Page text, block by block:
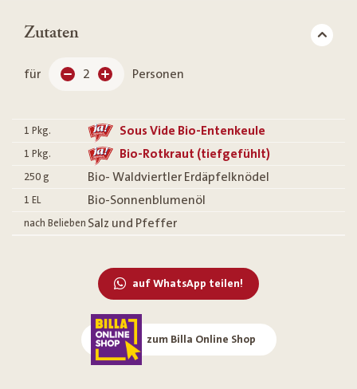
Zutaten
für 2 Personen
1 Pkg. Sous Vide Bio-Entenkeule
1 Pkg. Bio-Rotkraut (tiefgefühlt)
250 g Bio- Waldviertler Erdäpfelknödel
1 EL Bio-Sonnenblumenöl
nach Belieben Salz und Pfeffer
auf WhatsApp teilen!
zum Billa Online Shop